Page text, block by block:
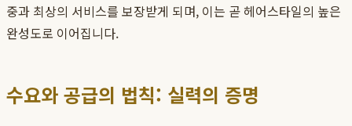
중과 최상의 서비스를 보장받게 되며, 이는 곧 헤어스타일의 높은
완성도로 이어집니다.
수요와 공급의 법칙: 실력의 증명